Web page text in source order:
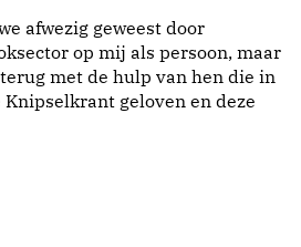
afwezig geweest door
op mij als persoon, maar
met de hulp van hen die in
geloven en deze